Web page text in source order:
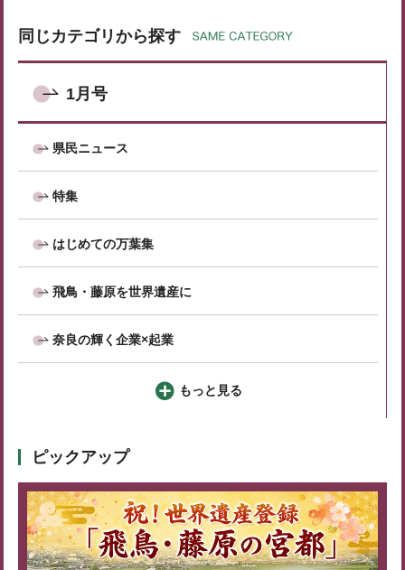
同じカテゴリから探す
1月号
県民ニュース
特集
はじめての万葉集
飛鳥・藤原を世界遺産に
奈良の輝く企業×起業
もっと見る
ピックアップ